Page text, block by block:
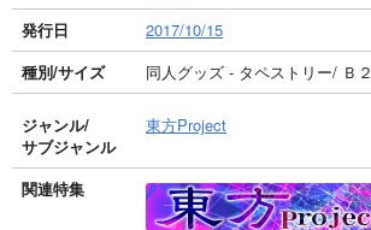
発行日
2017/10/15
種別/サイズ
同人グッズ - タペストリー/ Ｂ２
ジャンル/
サブジャンル
東方Project
関連特集